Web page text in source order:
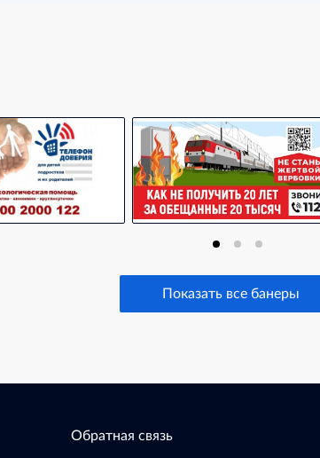
Показать все банеры
Обратная связь